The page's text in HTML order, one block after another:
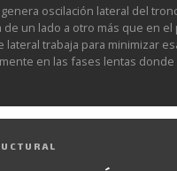
oscilación lateral del
de un lado a otro más que en el
lateral trabaja para minimizar
en las fases lentas